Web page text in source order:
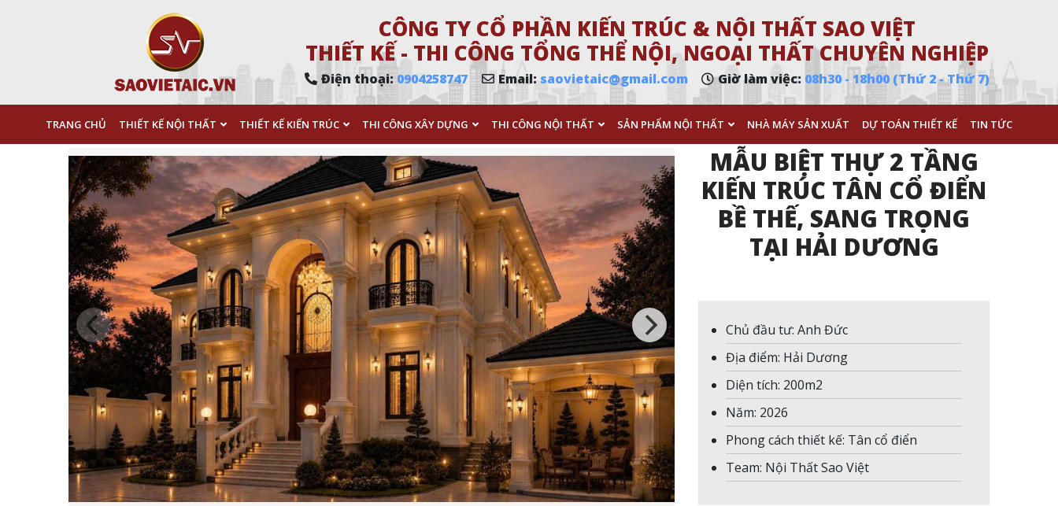
CÔNG TY CỔ PHẦN KIẾN TRÚC & NỘI THẤT SAO VIỆT
THIẾT KẾ - THI CÔNG TỔNG THỂ NỘI, NGOẠI THẤT CHUYÊN NGHIỆP
Điện thoại:0904258747 Email: saovietaic@gmail.com Giờ làm việc: 08h30 - 18h00 (Thứ 2 - Thứ 7)
TRANG CHỦ THIẾT KẾ NỘI THẤT THIẾT KẾ KIẾN TRÚC THI CÔNG XÂY DỰNG THI CÔNG NỘI THẤT SẢN PHẨM NỘI THẤT NHÀ MÁY SẢN XUẤT DỰ TOÁN THIẾT KẾ TIN TỨC
MẪU BIỆT THỰ 2 TẦNG
KIẾN TRÚC TÂN CỔ ĐIỂN
BỀ THẾ, SANG TRỌNG
TẠI HẢI DƯƠNG
Chủ đầu tư: Anh Đức
Địa điểm: Hải Dương
Diện tích: 200m2
Năm: 2026
Phong cách thiết kế: Tân cổ điển
Team: Nội Thất Sao Việt